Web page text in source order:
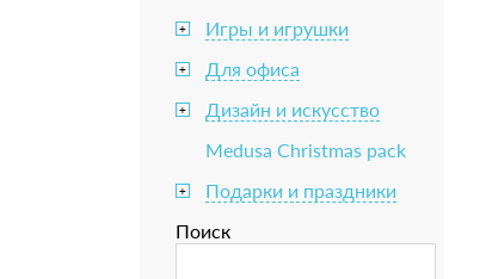
+ Игры и игрушки
+ Для офиса
+
Дизайн и искусство
Medusa Christmas pack
+
Подарки и праздники
Поиск